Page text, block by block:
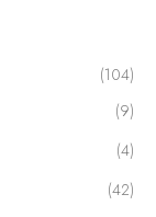
(104)
(9)
(4)
(42)